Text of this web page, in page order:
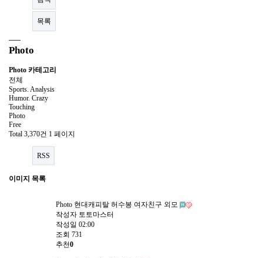
목록
Photo
Photo 카테고리
전체
Sports. Analysis
Humor. Crazy
Touching
Photo
Free
Total 3,370건 1 페이지
RSS
이미지 목록
Photo 현대캐피탈 허수봉 여자친구 외모
작성자 토토마스터
작성일 02:00
조회 731
추천0